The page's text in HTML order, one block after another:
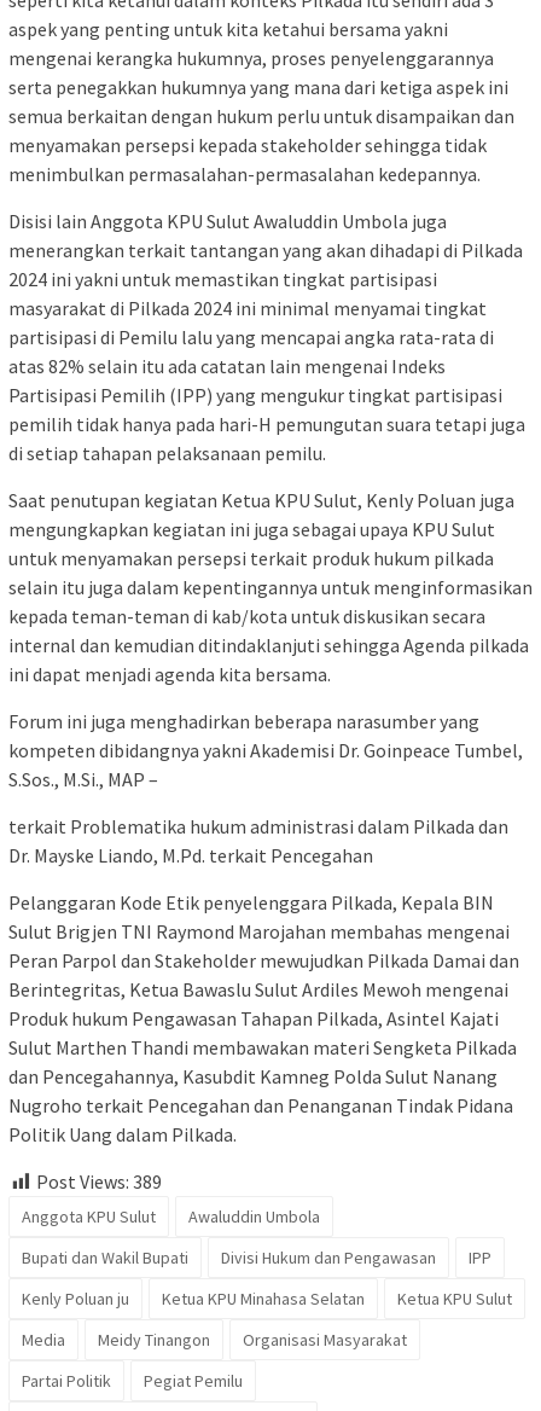
aspek yang penting untuk kita ketahui bersama yakni
mengenai kerangka hukumnya, proses penyelenggarannya
serta penegakkan hukumnya yang mana dari ketiga aspek ini
semua berkaitan dengan hukum perlu untuk disampaikan dan
menyamakan persepsi kepada stakeholder sehingga tidak
menimbulkan permasalahan-permasalahan kedepannya.
Disisi lain Anggota KPU Sulut Awaluddin Umbola juga
menerangkan terkait tantangan yang akan dihadapi di Pilkada
2024 ini yakni untuk memastikan tingkat partisipasi
masyarakat di Pilkada 2024 ini minimal menyamai tingkat
partisipasi di Pemilu lalu yang mencapai angka rata-rata di
atas 82% selain itu ada catatan lain mengenai Indeks
Partisipasi Pemilih (IPP) yang mengukur tingkat partisipasi
pemilih tidak hanya pada hari-H pemungutan suara tetapi juga
di setiap tahapan pelaksanaan pemilu.
Saat penutupan kegiatan Ketua KPU Sulut, Kenly Poluan juga
mengungkapkan kegiatan ini juga sebagai upaya KPU Sulut
untuk menyamakan persepsi terkait produk hukum pilkada
selain itu juga dalam kepentingannya untuk menginformasikan
kepada teman-teman di kab/kota untuk diskusikan secara
internal dan kemudian ditindaklanjuti sehingga Agenda pilkada
ini dapat menjadi agenda kita bersama.
Forum ini juga menghadirkan beberapa narasumber yang
kompeten dibidangnya yakni Akademisi Dr. Goinpeace Tumbel,
S.Sos., M.Si., MAP –
terkait Problematika hukum administrasi dalam Pilkada dan
Dr. Mayske Liando, M.Pd. terkait Pencegahan
Pelanggaran Kode Etik penyelenggara Pilkada, Kepala BIN
Sulut Brigjen TNI Raymond Marojahan membahas mengenai
Peran Parpol dan Stakeholder mewujudkan Pilkada Damai dan
Berintegritas, Ketua Bawaslu Sulut Ardiles Mewoh mengenai
Produk hukum Pengawasan Tahapan Pilkada, Asintel Kajati
Sulut Marthen Thandi membawakan materi Sengketa Pilkada
dan Pencegahannya, Kasubdit Kamneg Polda Sulut Nanang
Nugroho terkait Pencegahan dan Penanganan Tindak Pidana
Politik Uang dalam Pilkada.
Post Views: 389
Anggota KPU Sulut
Awaluddin Umbola
Bupati dan Wakil Bupati
Divisi Hukum dan Pengawasan
IPP
Kenly Poluan ju
Ketua KPU Minahasa Selatan
Ketua KPU Sulut
Media
Meidy Tinangon
Organisasi Masyarakat
Partai Politik
Pegiat Pemilu